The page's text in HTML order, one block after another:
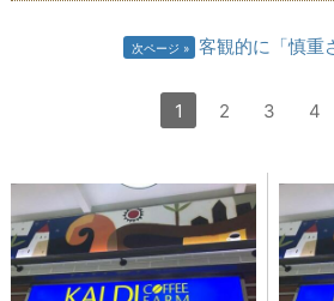
次ページ 客観的に「慎重
1 2 3 4